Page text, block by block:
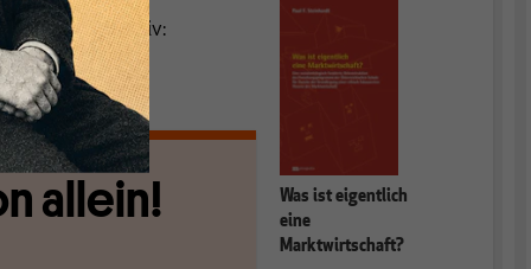
Grafik instruktiv:
allein!
Was ist eigentlich
eine
Marktwirtschaft?